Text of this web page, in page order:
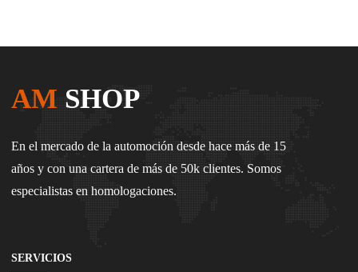
AM SHOP
En el mercado de la automoción desde hace más de 15
años y con una cartera de más de 50k clientes. Somos
especialistas en homologaciones.
SERVICIOS